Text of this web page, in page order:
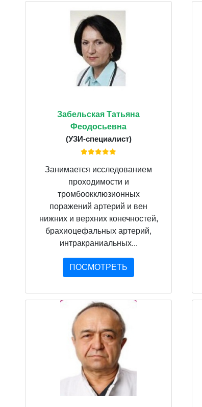
Забельская Татьяна
Феодосьевна
(УЗИ-специалист)
Занимается исследованием
проходимости и
тромбоокклюзионных
поражений артерий и вен
нижних и верхних конечностей,
брахиоцефальных артерий,
интракраниальных...
ПОСМОТРЕТЬ